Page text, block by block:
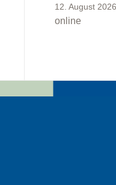
12. August 2026
online